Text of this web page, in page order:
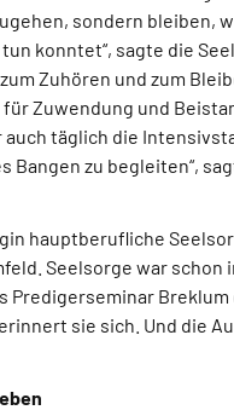
sondern bleiben,
konntet“, sagte die
Zuhören und zum
Zuwendung und
täglich die
zu begleiten“,
hauptberufliche
Seelsorge war
Predigerseminar
sie sich. Und die